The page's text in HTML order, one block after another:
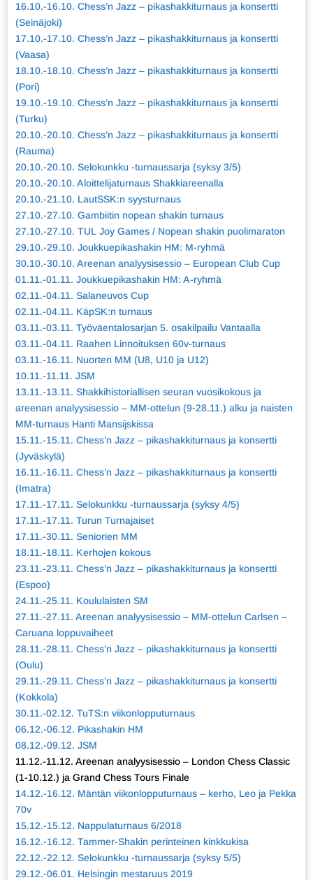
16.10.-16.10. Chess’n Jazz – pikashakkiturnaus ja konsertti
(Seinäjoki)
17.10.-17.10. Chess’n Jazz – pikashakkiturnaus ja konsertti
(Vaasa)
18.10.-18.10. Chess’n Jazz – pikashakkiturnaus ja konsertti
(Pori)
19.10.-19.10. Chess’n Jazz – pikashakkiturnaus ja konsertti
(Turku)
20.10.-20.10. Chess’n Jazz – pikashakkiturnaus ja konsertti
(Rauma)
20.10.-20.10. Selokunkku -turnaussarja (syksy 3/5)
20.10.-20.10. Aloittelijaturnaus Shakkiareenalla
20.10.-21.10. LautSSK:n syysturnaus
27.10.-27.10. Gambiitin nopean shakin turnaus
27.10.-27.10. TUL Joy Games / Nopean shakin puolimaraton
29.10.-29.10. Joukkuepikashakin HM: M-ryhmä
30.10.-30.10. Areenan analyysisessio – European Club Cup
01.11.-01.11. Joukkuepikashakin HM: A-ryhmä
02.11.-04.11. Salaneuvos Cup
02.11.-04.11. KäpSK:n turnaus
03.11.-03.11. Työväentalosarjan 5. osakilpailu Vantaalla
03.11.-04.11. Raahen Linnoituksen 60v-turnaus
03.11.-16.11. Nuorten MM (U8, U10 ja U12)
10.11.-11.11. JSM
13.11.-13.11. Shakkihistoriallisen seuran vuosikokous ja
areenan analyysisessio – MM-ottelun (9-28.11.) alku ja naisten
MM-turnaus Hanti Mansijskissa
15.11.-15.11. Chess’n Jazz – pikashakkiturnaus ja konsertti
(Jyväskylä)
16.11.-16.11. Chess’n Jazz – pikashakkiturnaus ja konsertti
(Imatra)
17.11.-17.11. Selokunkku -turnaussarja (syksy 4/5)
17.11.-17.11. Turun Turnajaiset
17.11.-30.11. Seniorien MM
18.11.-18.11. Kerhojen kokous
23.11.-23.11. Chess’n Jazz – pikashakkiturnaus ja konsertti
(Espoo)
24.11.-25.11. Koululaisten SM
27.11.-27.11. Areenan analyysisessio – MM-ottelun Carlsen –
Caruana loppuvaiheet
28.11.-28.11. Chess’n Jazz – pikashakkiturnaus ja konsertti
(Oulu)
29.11.-29.11. Chess’n Jazz – pikashakkiturnaus ja konsertti
(Kokkola)
30.11.-02.12. TuTS:n viikonlopputurnaus
06.12.-06.12. Pikashakin HM
08.12.-09.12. JSM
11.12.-11.12. Areenan analyysisessio – London Chess Classic
(1-10.12.) ja Grand Chess Tours Finale
14.12.-16.12. Mäntän viikonlopputurnaus – kerho, Leo ja Pekka
70v
15.12.-15.12. Nappulaturnaus 6/2018
16.12.-16.12. Tammer-Shakin perinteinen kinkkukisa
22.12.-22.12. Selokunkku -turnaussarja (syksy 5/5)
29.12.-06.01. Helsingin mestaruus 2019